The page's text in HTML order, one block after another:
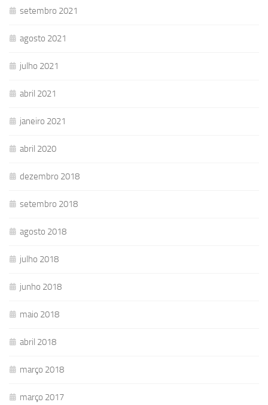
setembro 2021
agosto 2021
julho 2021
abril 2021
janeiro 2021
abril 2020
dezembro 2018
setembro 2018
agosto 2018
julho 2018
junho 2018
maio 2018
abril 2018
março 2018
março 2017